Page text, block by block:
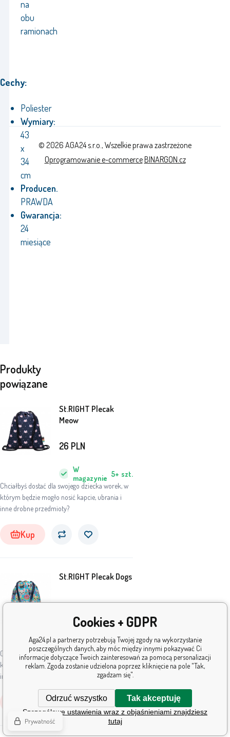
na
obu
ramionach
Cechy:
Poliester
Wymiary:
43
x
34
cm
Producen.
PRAWDA
Gwarancja:
24
miesiące
Produkty
powiązane
St.RIGHT Plecak
Meow
Chciałbyś dostać dla swojego dziecka worek, w
którym będzie mogło nosić kapcie, ubrania i
inne drobne przedmioty?
W
magazynie 5+ szt.
26 PLN
Kup
St.RIGHT Plecak Dogs
Chciałbyś dostać dla swojego dziecka worek, w
którym będzie mogło nosić kapcie, ubrania i
inne drobne przedmioty?
W
magazynie 5+ szt.
© 2026 AGA24 s.r.o., Wszelkie prawa zastrzeżone
Oprogramowanie e-commerceBINARGON.cz
Cookies + GDPR
Aga24.pl a partnerzy potrzebują Twojej zgody na wykorzystanie
poszczególnych danych, aby móc między innymi pokazywać Ci
informacje dotyczące Twoich zainteresowań za pomocą personalizacji
reklam. Zgoda zostanie udzielona poprzez kliknięcie na pole "Tak,
zgadzam się".
Odrzuć wszystko Tak akceptuję
Szczegółowe ustawienia wraz z objaśnieniami znajdziesz
tutaj
Prywatność